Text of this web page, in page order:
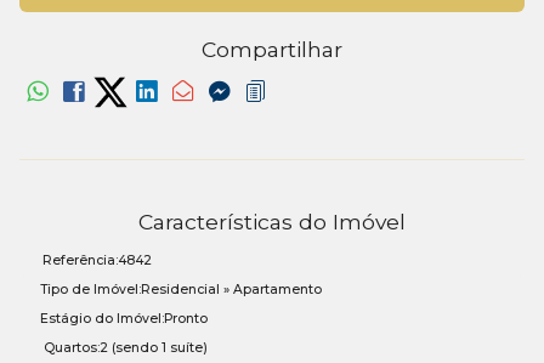
Compartilhar
Características do Imóvel
Referência:4842
Tipo de Imóvel:Residencial » Apartamento
Estágio do Imóvel:Pronto
Quartos:2 (sendo 1 suíte)